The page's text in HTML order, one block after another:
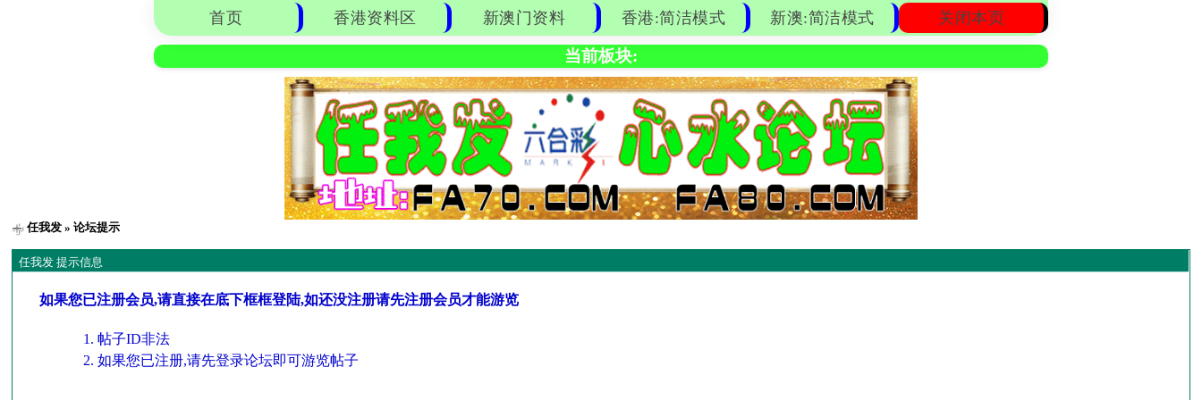
首页 香港资料区 新澳门资料 香港:简洁模式 新澳:简洁模式 关闭本页
当前板块:
任我发 » 论坛提示
任我发 提示信息
如果您已注册会员,请直接在底下框框登陆,如还没注册请先注册会员才能游览
帖子ID非法
如果您已注册,请先登录论坛即可游览帖子